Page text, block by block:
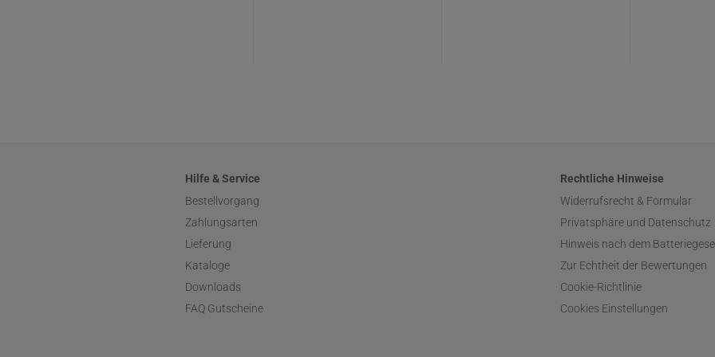
Hilfe & Service
Bestellvorgang
Zahlungsarten
Lieferung
Kataloge
Downloads
FAQ Gutscheine
Rechtliche Hinweise
Widerrufsrecht & Formular
Privatsphäre und Datenschutz
Hinweis nach dem
Zur Echtheit der Bewertungen
Cookie-Richtlinie
Cookies Einstellungen